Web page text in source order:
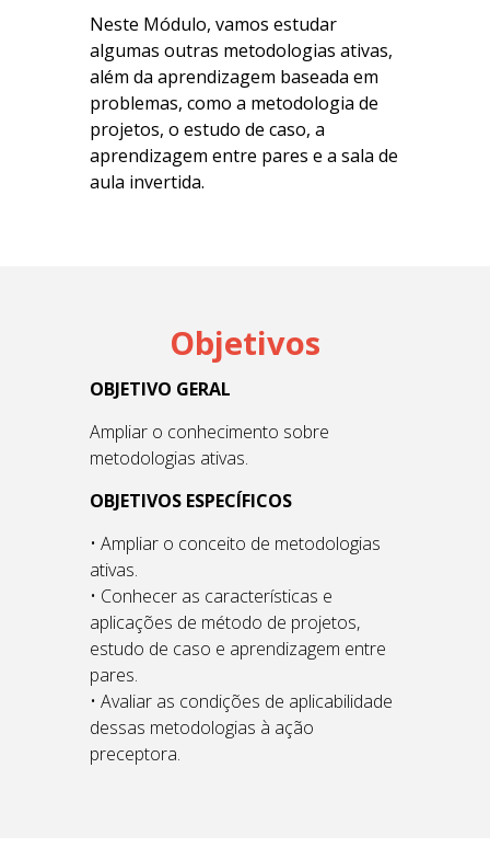
Neste Módulo, vamos estudar
algumas outras metodologias ativas,
além da aprendizagem baseada em
problemas, como a metodologia de
projetos, o estudo de caso, a
aprendizagem entre pares e a sala de
aula invertida.
Objetivos
OBJETIVO GERAL
Ampliar o conhecimento sobre
metodologias ativas.
OBJETIVOS ESPECÍFICOS
• Ampliar o conceito de metodologias
ativas.
• Conhecer as características e
aplicações de método de projetos,
estudo de caso e aprendizagem entre
pares.
• Avaliar as condições de aplicabilidade
dessas metodologias à ação
preceptora.